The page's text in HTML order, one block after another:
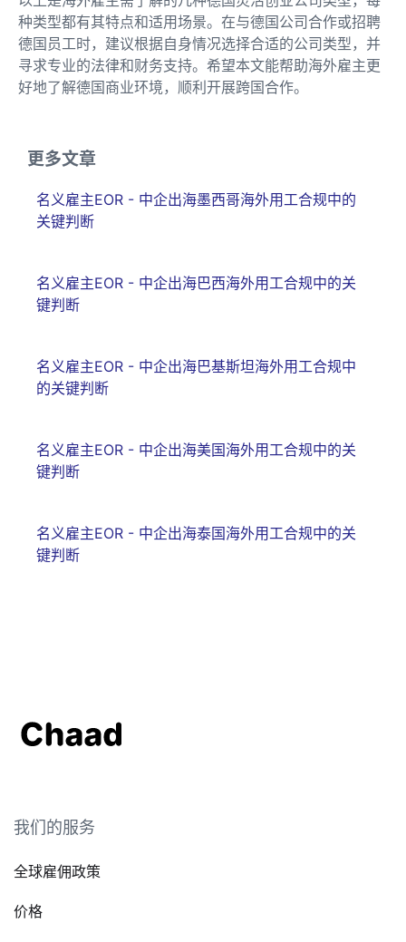
种类型都有其特点和适用场景。在与德国公司合作或招聘
德国员工时，建议根据自身情况选择合适的公司类型，并
寻求专业的法律和财务支持。希望本文能帮助海外雇主更
好地了解德国商业环境，顺利开展跨国合作。
更多文章
名义雇主EOR - 中企出海墨西哥海外用工合规中的
关键判断
名义雇主EOR - 中企出海巴西海外用工合规中的关
键判断
名义雇主EOR - 中企出海巴基斯坦海外用工合规中
的关键判断
名义雇主EOR - 中企出海美国海外用工合规中的关
键判断
名义雇主EOR - 中企出海泰国海外用工合规中的关
键判断
我们的服务
全球雇佣政策
价格